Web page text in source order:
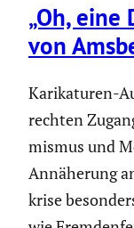
„Oh, eine
von
Karika­turen-
rechten
mismus und
Annähe­rung
krise